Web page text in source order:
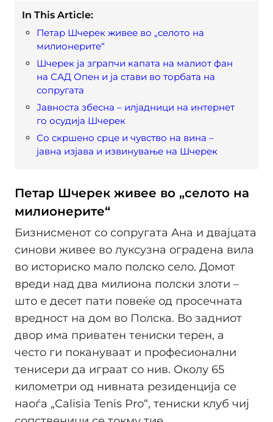
In This Article:
Петар Шчерек живее во „селото на
милионерите“
Шчерек ја зграпчи капата на малиот фан
на САД Опен и ја стави во торбата на
сопругата
Јавноста збесна – илјадници на интернет
го осудија Шчерек
Со скршено срце и чувство на вина –
јавна изјава и извинување на Шчерек
Петар Шчерек живее во „селото на
милионерите“
Бизнисменот со сопругата Ана и двајцата
синови живее во луксузна оградена вила
во историско мало полско село. Домот
вреди над два милиона полски злоти –
што е десет пати повеќе од просечната
вредност на дом во Полска. Во задниот
двор има приватен тениски терен, а
често ги покануваат и професионални
тенисери да играат со нив. Околу 65
километри од нивната резиденција се
наоѓа „Calisia Tenis Pro“, тениски клуб чиј